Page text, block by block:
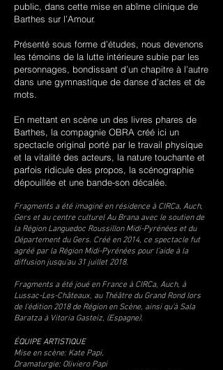
public, dans cette mise en abîme clinique de
Barthes sur l’Amour.
Présenté sous forme d’études, nous devenons
les témoins de la lutte intérieure subie par les
personnages, bondissant d’un chapitre à l’autre
dans une gymnastique de danse d’actes et de
mots.
En mettant en scène un des livres phares de
Barthes, la compagnie OBRA créé ici un
spectacle original porté par le travail physique
et la vitalité des acteurs, la nature touchante et
parfois ridicule des propos, la scénographie
dépouillée et une bande-son décalée.
Fragments a été imaginé en résidence à CIRCa, Auch,
Gers et au centre culturel Au Brana avec le soutien de
la Région Languedoc Roussillon Midi-Pyrénées et du
Département du Gers. Créé en 2014, ce spectacle fut
agréé par la Région Midi-Pyrénées pour l’aide à la
diffusion jusqu’au 31 juillet 2018.
Fragments a été joué en France à CIRCa, Auch, à
Lussac-Les-Châteaux, au Théâtre du Grand Rond lors
de l'édition 2018 de Région en Scène, ainsi qu'à Sala
Baratza à Vitoria Gasteiz, (Espagne).
ÉQUIPE ARTISTIQUE
Mise en scène: Kate Papi,
Dramaturgie: Oliviero Papi